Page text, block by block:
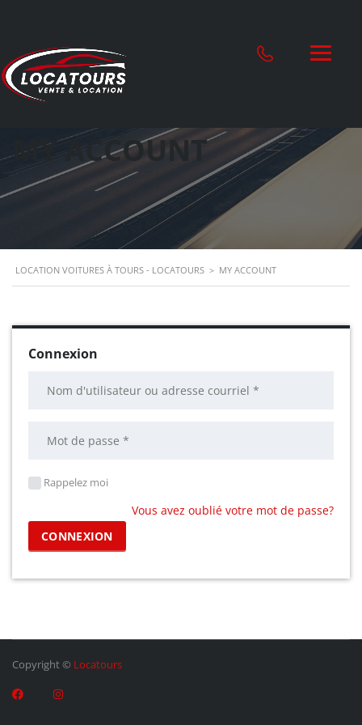
MY ACCOUNT
LOCATION VOITURES À TOURS - LOCATOURS > MY ACCOUNT
Connexion
Rappelez moi
Vous avez oublié votre mot de passe?
Copyright © Locatours